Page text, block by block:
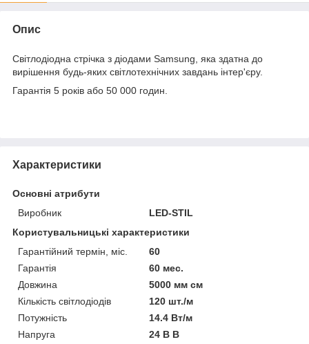
Опис
Світлодіодна стрічка з діодами Samsung, яка здатна до
вирішення будь-яких світлотехнічних завдань інтер'єру.
Гарантія 5 років або 50 000 годин.
Характеристики
Основні атрибути
Виробник
LED-STIL
Користувальницькі характеристики
Гарантійний термін, міс.
60
Гарантія
60 мес.
Довжина
5000 мм см
Кількість світлодіодів
120 шт./м
Потужність
14.4 Вт/м
Напруга
24 В В